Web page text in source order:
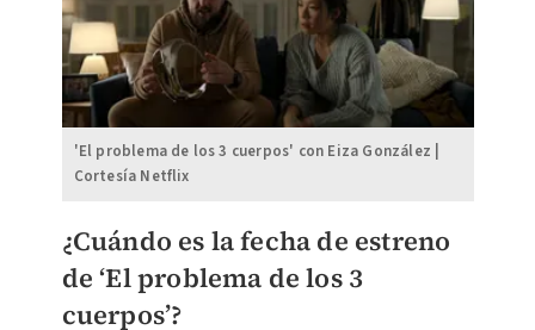
'El problema de los 3 cuerpos' con Eiza González |
Cortesía Netflix
¿Cuándo es la fecha de estreno
de ‘El problema de los 3
cuerpos’?